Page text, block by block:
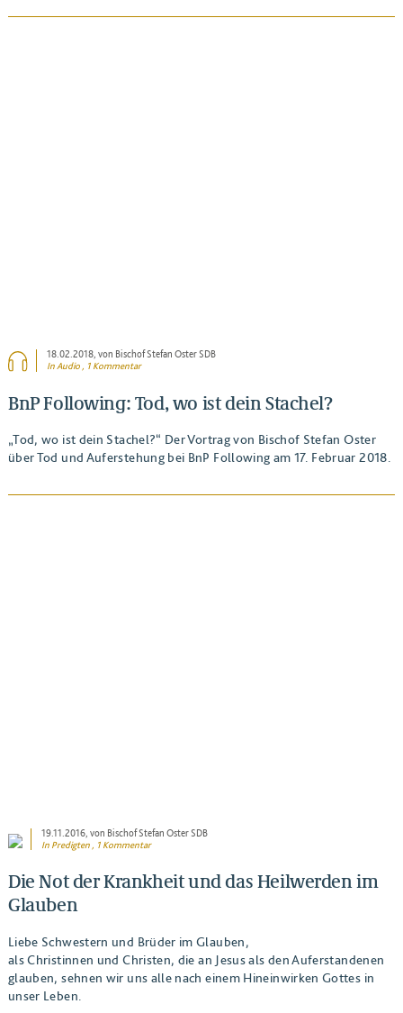
18.02.2018, von Bischof Stefan Oster SDB
In Audio , 1 Kommentar
BnP Following: Tod, wo ist dein Stachel?
„Tod, wo ist dein Stachel?“ Der Vortrag von Bischof Stefan Oster
über Tod und Auferstehung bei BnP Following am 17. Februar 2018.
19.11.2016, von Bischof Stefan Oster SDB
In Predigten, 1 Kommentar
Die Not der Krankheit und das Heilwerden im
Glauben
Liebe Schwestern und Brüder im Glauben,
als Christinnen und Christen, die an Jesus als den Auferstandenen
glauben, sehnen wir uns alle nach einem Hineinwirken Gottes in
unser Leben.